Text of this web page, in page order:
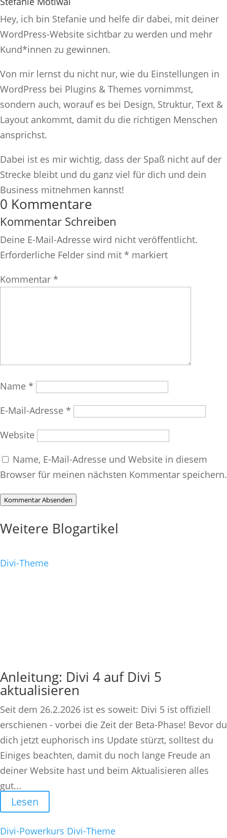
Hey, ich bin Stefanie und helfe dir dabei, mit deiner
WordPress-Website sichtbar zu werden und mehr
Kund*innen zu gewinnen.
Von mir lernst du nicht nur, wie du Einstellungen in
WordPress bei Plugins & Themes vornimmst,
sondern auch, worauf es bei Design, Struktur, Text &
Layout ankommt, damit du die richtigen Menschen
ansprichst.
Dabei ist es mir wichtig, dass der Spaß nicht auf der
Strecke bleibt und du ganz viel für dich und dein
Business mitnehmen kannst!
0 Kommentare
Kommentar Schreiben
Deine E-Mail-Adresse wird nicht veröffentlicht.
Erforderliche Felder sind mit * markiert
Kommentar *
Name *
E-Mail-Adresse *
Website
Name, E-Mail-Adresse und Website in diesem
Browser für meinen nächsten Kommentar speichern.
Kommentar Absenden
Weitere Blogartikel
Divi-Theme
Anleitung: Divi 4 auf Divi 5
aktualisieren
Seit dem 26.2.2026 ist es soweit: Divi 5 ist offiziell
erschienen - vorbei die Zeit der Beta-Phase! Bevor du
dich jetzt euphorisch ins Update stürzt, solltest du
Einiges beachten, damit du noch lange Freude an
deiner Website hast und beim Aktualisieren alles
gut...
Lesen
Divi-Powerkurs Divi-Theme